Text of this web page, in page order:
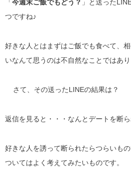
「今週末ご飯でもどう？ 」と送ったLINE
つですね♪
好きな人とはまずはご飯でも食べて、
いなんて思うのは不自然なことではあり
さて、その送ったLINEの結果は？
返信を見ると・・・なんとデートを断ら
好きな人を誘って断られたらつらいも
ついてはよく考えてみたいものです。